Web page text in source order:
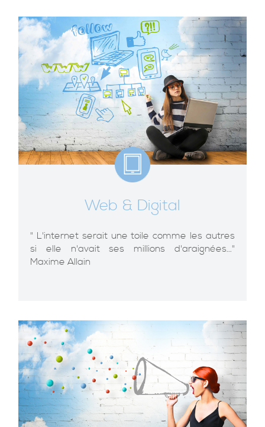
Web & Digital
" L'internet serait une toile comme les autres
si elle n'avait ses millions d'araignées..."
Maxime Allain